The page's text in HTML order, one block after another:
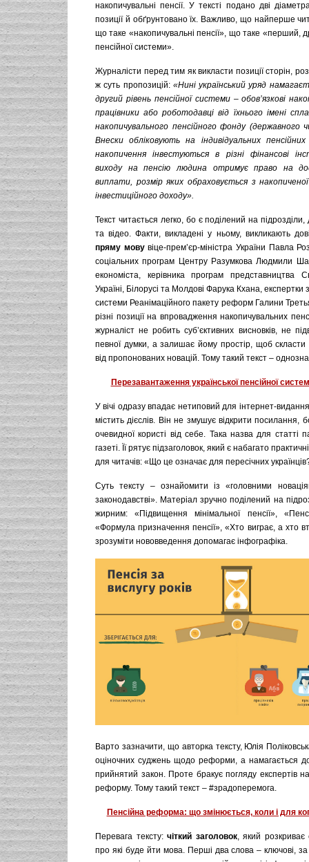
накопичувальні пенсії. У тексті подано дві
позиції й обґрунтовано їх. Важливо, що найперше
що таке «накопичувальні пенсії», що таке «перший,
пенсійної системи».
Журналісти перед тим як викласти позиції сторін,
ж суть пропозицій: «Нині український уряд
другий рівень пенсійної системи – обов’язкові
працівники або роботодавці від їхнього імені
накопичувального пенсійного фонду (державного
Внески обліковують на індивідуальних пенсійних
накопичення інвестуються в різні фінансові
виходу на пенсію людина отримує право на
виплати, розмір яких обраховується з
інвестиційного доходу».
Текст читається легко, бо є поділений на
та відео. Факти, викладені у ньому, викликають
пряму мовувіце-прем’єр-міністра України Павла
соціальних програм Центру Разумкова Людмили
економіста, керівника програм представництва
Україні, Білорусі та Молдові Фарука Кхана, експертки
системи Реанімаційного пакету реформ Галини
різні позиції на впровадження накопичувальних
журналіст не робить суб’єктивних висновків, не
певної думки, а залишає йому простір, щоб
від пропонованих новацій. Тому такий текст –
Перезавантаження української пенсійної
У вічі одразу впадає нетиповий для інтернет-
містить дієслів. Він не змушує відкрити посилання,
очевидної користі від себе. Така назва для статті
газеті. Її рятує підзаголовок, який є набагато
для читачів: «Що це означає для пересічних
Суть тексту – ознайомити із «головними
законодавстві». Матеріал зручно поділений на
жирним: «Підвищення мінімальної пенсії»,
«Формула призначення пенсії», «Хто виграє, а хто
зрозуміти нововведення допомагає інфографіка.
Варто зазначити, що авторка тексту, Юлія
оціночних суджень щодо реформи, а намагається
прийнятий закон. Проте бракує погляду експертів
реформу. Тому такий текст – #зрадоперемога.
Пенсійна реформа: що змінюється, коли і для
Перевага тексту:чіткий заголовок, який розкриває
про які буде йти мова. Перші два слова – ключові,